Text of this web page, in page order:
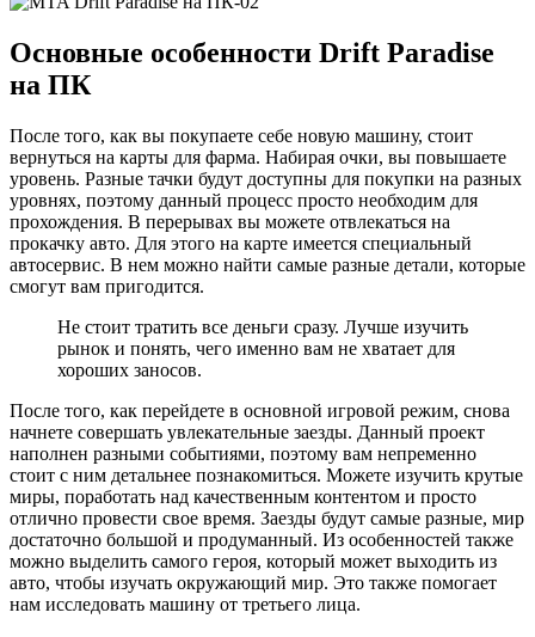
Основные особенности Drift Paradise
на ПК
После того, как вы покупаете себе новую машину, стоит
вернуться на карты для фарма. Набирая очки, вы повышаете
уровень. Разные тачки будут доступны для покупки на разных
уровнях, поэтому данный процесс просто необходим для
прохождения. В перерывах вы можете отвлекаться на
прокачку авто. Для этого на карте имеется специальный
автосервис. В нем можно найти самые разные детали, которые
смогут вам пригодится.
Не стоит тратить все деньги сразу. Лучше изучить
рынок и понять, чего именно вам не хватает для
хороших заносов.
После того, как перейдете в основной игровой режим, снова
начнете совершать увлекательные заезды. Данный проект
наполнен разными событиями, поэтому вам непременно
стоит с ним детальнее познакомиться. Можете изучить крутые
миры, поработать над качественным контентом и просто
отлично провести свое время. Заезды будут самые разные, мир
достаточно большой и продуманный. Из особенностей также
можно выделить самого героя, который может выходить из
авто, чтобы изучать окружающий мир. Это также помогает
нам исследовать машину от третьего лица.